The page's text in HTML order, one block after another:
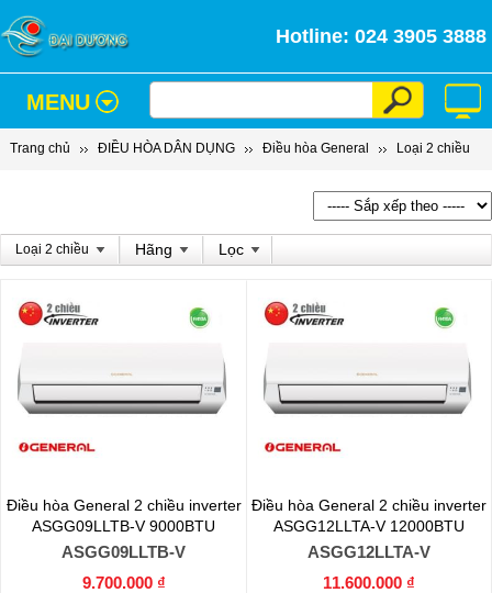
Hotline: 024 3905 3888
MENU
Trang chủ ĐIỀU HÒA DÂN DỤNG Điều hòa General Loại 2 chiều
Loại 2 chiều Hãng Lọc
Điều hòa General 2 chiều inverter
ASGG09LLTB-V 9000BTU
ASGG09LLTB-V
9.700.000 ₫
Điều hòa General 2 chiều inverter
ASGG12LLTA-V 12000BTU
ASGG12LLTA-V
11.600.000 ₫